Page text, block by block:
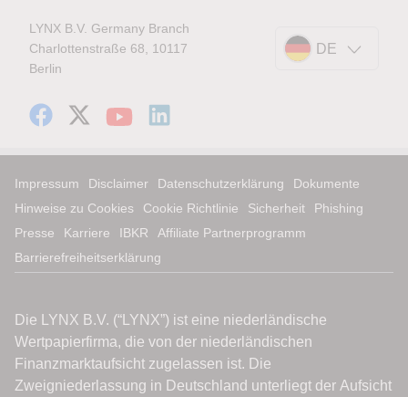
LYNX B.V. Germany Branch
Charlottenstraße 68, 10117
Berlin
DE
Impressum Disclaimer Datenschutzerklärung
Dokumente
Hinweise zu Cookies
Cookie Richtlinie Sicherheit
Phishing
Presse
Karriere IBKR
Affiliate Partnerprogramm
Barrierefreiheitserklärung